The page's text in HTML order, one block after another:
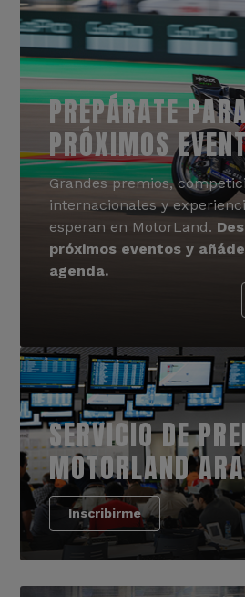
PREPÁRATE
PRÓXIMOS
Grandes premios,
internacionales y
esperan en MotorLand.
próximos eventos y
agenda.
SERVICIO DE
MOTORLAND
Inscribirme